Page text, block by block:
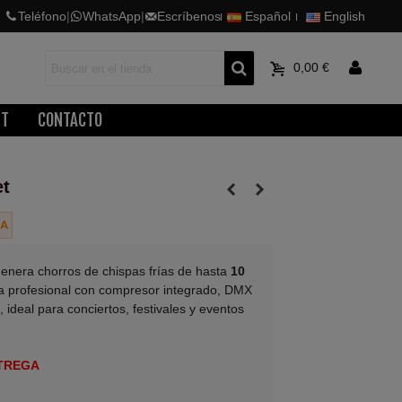
Teléfono| WhatsApp| Escríbenos Español English
0,00 €
CONTACTO
chorros de chispas frías de hasta 10
profesional con compresor integrado, DMX
ideal para conciertos, festivales y eventos